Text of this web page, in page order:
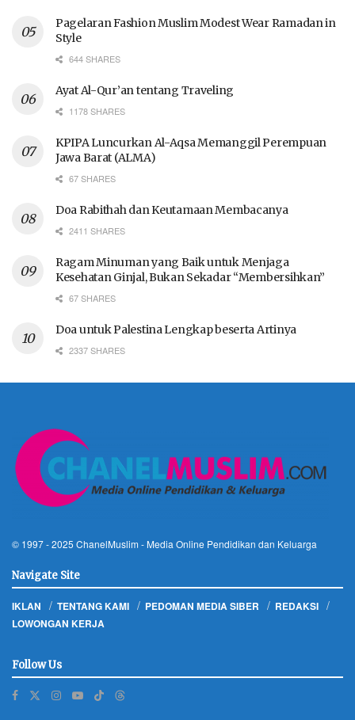
Pagelaran Fashion Muslim Modest Wear Ramadan in
Style
644 SHARES
Ayat Al-Qur’an tentang Traveling
1178 SHARES
KPIPA Luncurkan Al-Aqsa Memanggil Perempuan
Jawa Barat (ALMA)
67 SHARES
Doa Rabithah dan Keutamaan Membacanya
2411 SHARES
Ragam Minuman yang Baik untuk Menjaga
Kesehatan Ginjal, Bukan Sekadar “Membersihkan”
67 SHARES
Doa untuk Palestina Lengkap beserta Artinya
2337 SHARES
© 1997 - 2025 ChanelMuslim - Media Online Pendidikan dan Keluarga
Navigate Site
IKLAN TENTANG KAMI PEDOMAN MEDIA SIBER
REDAKSI
LOWONGAN KERJA
Follow Us